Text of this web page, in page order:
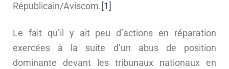
Républicain/Aviscom. [1]
Le fait qu’il y ait peu d’actions en réparation
exercées à la suite d’un abus de position
dominante devant les tribunaux nationaux en